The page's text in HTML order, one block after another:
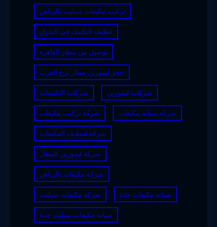
تركيب مكيفات سبليت بالرياض
تنظيف التكييف في المنزل
توصيل من مطار القاهرة
حجز ليموزين مطار برج العرب
شركات التكييفات شركات ليموزين
شركة تركيب مكيفات شركة صيانة مكيفات
شركة لتنظيف المكيفات
شركة ليموزين المطار
شركة مكيفات بالرياض
شركة مكيفات سبليت صيانة مكيفات جدة
صيانة مكيفات سبليت جدة